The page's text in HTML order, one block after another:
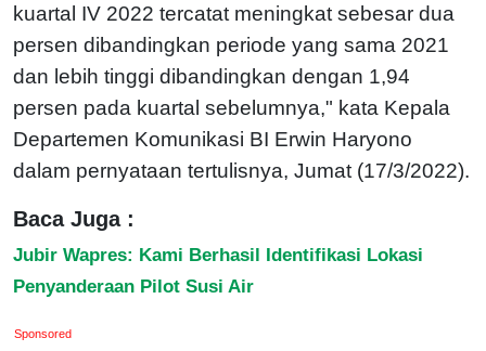
kuartal IV 2022 tercatat meningkat sebesar dua
persen dibandingkan periode yang sama 2021
dan lebih tinggi dibandingkan dengan 1,94
persen pada kuartal sebelumnya," kata Kepala
Departemen Komunikasi BI Erwin Haryono
dalam pernyataan tertulisnya, Jumat (17/3/2022).
Baca Juga :
Jubir Wapres: Kami Berhasil Identifikasi Lokasi
Penyanderaan Pilot Susi Air
Sponsored